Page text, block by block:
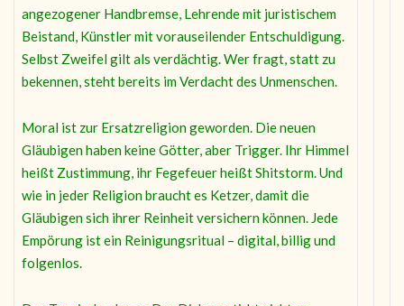
angezogener Handbremse, Lehrende mit juristischem
Beistand, Künstler mit vorauseilender Entschuldigung.
Selbst Zweifel gilt als verdächtig. Wer fragt, statt zu
bekennen, steht bereits im Verdacht des Unmenschen.
Moral ist zur Ersatzreligion geworden. Die neuen
Gläubigen haben keine Götter, aber Trigger. Ihr Himmel
heißt Zustimmung, ihr Fegefeuer heißt Shitstorm. Und
wie in jeder Religion braucht es Ketzer, damit die
Gläubigen sich ihrer Reinheit versichern können. Jede
Empörung ist ein Reinigungsritual – digital, billig und
folgenlos.